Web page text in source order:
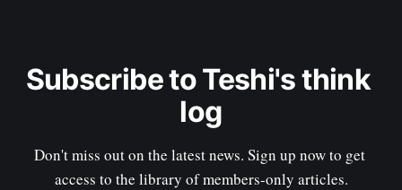
Subscribe to Teshi's think
log
Don't miss out on the latest news. Sign up now to get
access to the library of members-only articles.